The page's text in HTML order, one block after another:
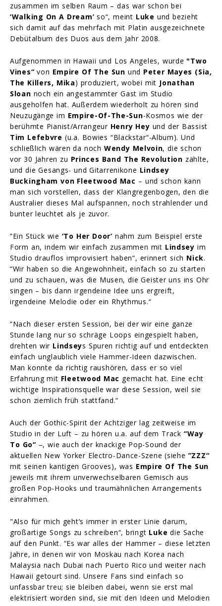
zusammen im selben Raum – das war schon bei
‘Walking On A Dream’ so“, meint Luke und bezieht
sich damit auf das mehrfach mit Platin ausgezeichnete
Debütalbum des Duos aus dem Jahr 2008.
Aufgenommen in Hawaii und Los Angeles, wurde "Two
Vines“ von Empire Of The Sun und Peter Mayes (Sia,
The Killers, Mika) produziert, wobei mit Jonathan
Sloan noch ein angestammter Gast im Studio
ausgeholfen hat. Außerdem wiederholt zu hören sind
Neuzugänge im Empire-Of-The-Sun-Kosmos wie der
berühmte Pianist/Arrangeur Henry Hey und der Bassist
Tim Lefebvre (u.a. Bowies “Blackstar“-Album). Und
schließlich wären da noch Wendy Melvoin, die schon
vor 30 Jahren zu Princes Band The Revolution zählte,
und die Gesangs- und Gitarrenikone Lindsey
Buckingham von Fleetwood Mac – und schon kann
man sich vorstellen, dass der Klangregenbogen, den die
Australier dieses Mal aufspannen, noch strahlender und
bunter leuchtet als je zuvor.
”Ein Stück wie ‘To Her Door’ nahm zum Beispiel erste
Form an, indem wir einfach zusammen mit Lindsey im
Studio drauflos improvisiert haben“, erinnert sich Nick.
“Wir haben so die Angewohnheit, einfach so zu starten
und zu schauen, was die Musen, die Geister uns ins Ohr
singen – bis dann irgendeine Idee uns ergreift,
irgendeine Melodie oder ein Rhythmus.“
”Nach dieser ersten Session, bei der wir eine ganze
Stunde lang nur so schräge Loops eingespielt haben,
drehten wir Lindseys Spuren richtig auf und entdeckten
einfach unglaublich viele Hammer-Ideen dazwischen.
Man konnte da richtig raushören, dass er so viel
Erfahrung mit Fleetwood Mac gemacht hat. Eine echt
wichtige Inspirationsquelle war diese Session, weil sie
schon ziemlich früh stattfand.“
Auch der Gothic-Spirit der Achtziger lag zeitweise im
Studio in der Luft – zu hören u.a. auf dem Track “Way
To Go“ –, wie auch der knackige Pop-Sound der
aktuellen New Yorker Electro-Dance-Szene (siehe ”ZZZ“
mit seinen kantigen Grooves), was Empire Of The Sun
jeweils mit ihrem unverwechselbaren Gemisch aus
großen Pop-Hooks und traumähnlichen Arrangements
einrahmen.
"Also für mich geht’s immer in erster Linie darum,
großartige Songs zu schreiben“, bringt Luke die Sache
auf den Punkt. “Es war alles der Hammer – diese letzten
Jahre, in denen wir von Moskau nach Korea nach
Malaysia nach Dubai nach Puerto Rico und weiter nach
Hawaii getourt sind. Unsere Fans sind einfach so
unfassbar treu; sie bleiben dabei, wenn sie erst mal
elektrisiert worden sind, sie mit den Ideen und Melodien